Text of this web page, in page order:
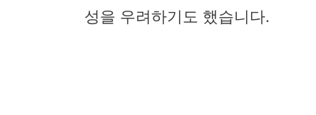
성을 우려하기도 했습니다.